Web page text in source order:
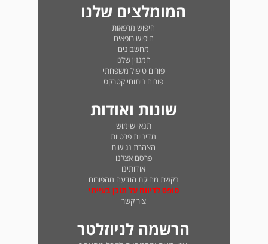
המומלצים שלנו
חיפוש מרפאות
חיפוש רופאים
מחשבונים
המגזין שלנו
פורום טיפול משפחתי
פורום ניתוחי קטרקט
שונות ואודות
תנאי שימוש
מדיניות פרטיות
הצהרת נגישות
פרסם אצלנו
אודותינו
בקשת מחיקת הודעה מהפורום
טופס לדיווח על תוכן בעייתי
צור קשר
הרשמה לניוזלטר